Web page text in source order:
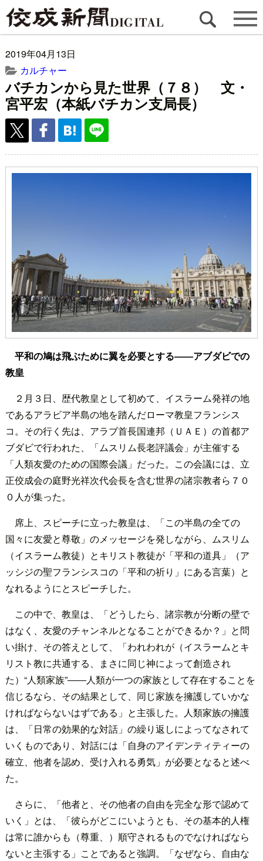
2019年04月13日
カルチャー
バチカンから見た世界（７８） 文・
宮平宏（本紙バチカン支局長）
平和の鳩は飛ぶために翼を必要とする――アブダビでの
教皇
２月３日、歴代教皇として初めて、イスラーム発祥の地
であるアラビア半島の地を踏んだローマ教皇フランシス
コ。その行く先は、アラブ首長国連邦（ＵＡＥ）の首都ア
ブダビで行われた、「ムスリム長老評議会」が主催する
「人類友愛のための国際会議」だった。この会議には、立
正佼成会の庭野光祥次代会長を含む世界の諸宗教者ら７０
０人が集った。
席上、スピーチに立った教皇は、「この半島の全ての
国々に友愛と尊敬」のメッセージを発しながら、ムスリム
（イスラーム教徒）とキリスト教徒が「平和の道具」（ア
ッシジの聖フランシスコの「平和の祈り」にある言葉）と
なれるようにとスピーチした。
この中で、教皇は、「どうしたら、諸宗教が分断の壁で
はなく、友愛のチャンネルとなることができるか？」と問
い掛け、その答えとして、「われわれが（イスラームとキ
リスト教に共通する、まさに同じ神によって創造され
た）“人類家族”――人類が一つの家族として存在することを
信じるなら、その結果として、同じ家族を擁護していかな
ければならないはずである」と主張した。人類家族の擁護
は、「日常の効果的な対話」の繰り返しによってなされて
いくものであり、対話には「自身のアイデンティティーの
確立、他者を認め、受け入れる勇気」が必要となると述べ
た。
さらに、「他者と、その他者の自由を完全な形で認めて
いく」とは、「彼らがどこにいようとも、その基本的人権
は常に誰からも（尊重、）順守されるものでなければなら
ないと主張する」ことであると強調。「なぜなら、自由な